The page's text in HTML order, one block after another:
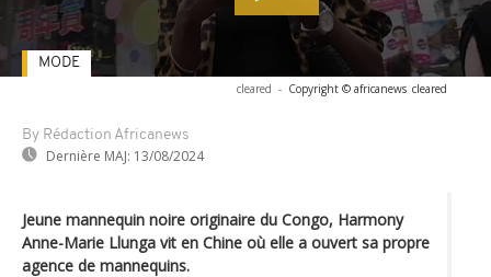
cleared - Copyright © africanews cleared
By Rédaction Africanews
Dernière MAJ: 13/08/2024
MODE
Jeune mannequin noire originaire du Congo, Harmony
Anne-Marie Llunga vit en Chine où elle a ouvert sa propre
agence de mannequins.